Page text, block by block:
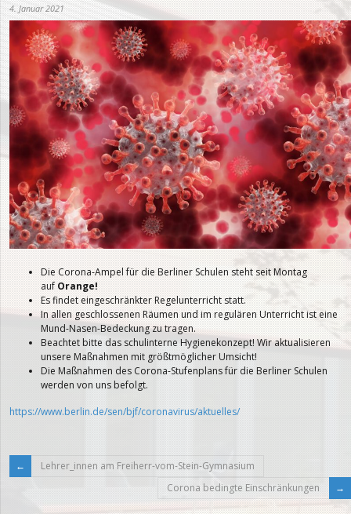
4. Januar 2021
Die Corona-Ampel für die Berliner Schulen steht seit Montag
aufOrange!
Es findet eingeschränkter Regelunterricht statt.
In allen geschlossenen Räumen und im regulären Unterricht ist eine
Mund-Nasen-Bedeckung zu tragen.
Beachtet bitte das schulinterne Hygienekonzept! Wir aktualisieren
unsere Maßnahmen mit größtmöglicher Umsicht!
Die Maßnahmen des Corona-Stufenplans für die Berliner Schulen
werden von uns befolgt.
https://www.berlin.de/sen/bjf/coronavirus/aktuelles/
Lehrer_innen am Freiherr-vom-Stein-Gymnasium
Corona bedingte Einschränkungen